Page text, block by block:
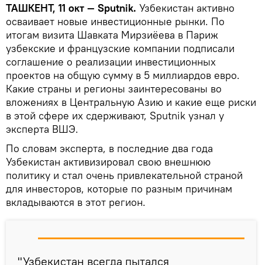
ТАШКЕНТ, 11 окт — Sputnik. Узбекистан активно
осваивает новые инвестиционные рынки. По
итогам визита Шавката Мирзиёева в Париж
узбекские и французские компании подписали
соглашение о реализации инвестиционных
проектов на общую сумму в 5 миллиардов евро.
Какие страны и регионы заинтересованы во
вложениях в Центральную Азию и какие еще риски
в этой сфере их сдерживают, Sputnik узнал у
эксперта ВШЭ.
По словам эксперта, в последние два года
Узбекистан активизировал свою внешнюю
политику и стал очень привлекательной страной
для инвесторов, которые по разным причинам
вкладываются в этот регион.
"Узбекистан всегда пытался